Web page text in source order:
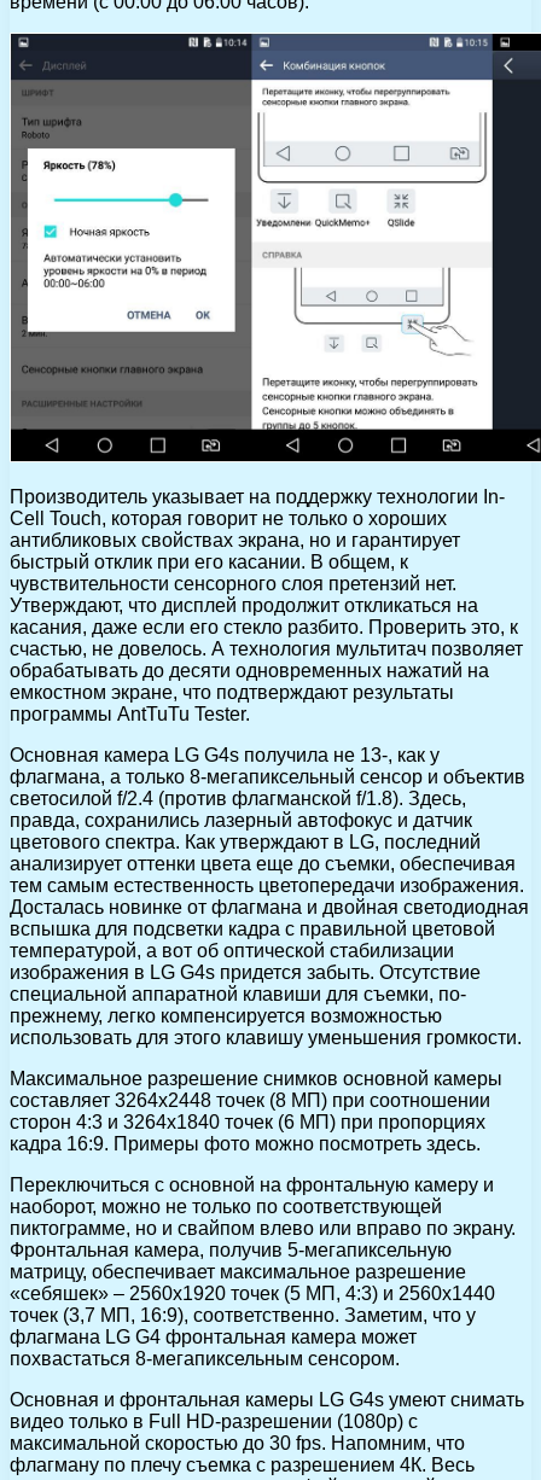
Производитель указывает на поддержку технологии In-
Cell Touch, которая говорит не только о хороших
антибликовых свойствах экрана, но и гарантирует
быстрый отклик при его касании. В общем, к
чувствительности сенсорного слоя претензий нет.
Утверждают, что дисплей продолжит откликаться на
касания, даже если его стекло разбито. Проверить это, к
счастью, не довелось. А технология мультитач позволяет
обрабатывать до десяти одновременных нажатий на
емкостном экране, что подтверждают результаты
программы AntTuTu Tester.
Основная камера LG G4s получила не 13-, как у
флагмана, а только 8-мегапиксельный сенсор и объектив
светосилой f/2.4 (против флагманской f/1.8). Здесь,
правда, сохранились лазерный автофокус и датчик
цветового спектра. Как утверждают в LG, последний
анализирует оттенки цвета еще до съемки, обеспечивая
тем самым естественность цветопередачи изображения.
Досталась новинке от флагмана и двойная светодиодная
вспышка для подсветки кадра с правильной цветовой
температурой, а вот об оптической стабилизации
изображения в LG G4s придется забыть. Отсутствие
специальной аппаратной клавиши для съемки, по-
прежнему, легко компенсируется возможностью
использовать для этого клавишу уменьшения громкости.
Максимальное разрешение снимков основной камеры
составляет 3264х2448 точек (8 МП) при соотношении
сторон 4:3 и 3264х1840 точек (6 МП) при пропорциях
кадра 16:9. Примеры фото можно посмотреть здесь.
Переключиться с основной на фронтальную камеру и
наоборот, можно не только по соответствующей
пиктограмме, но и свайпом влево или вправо по экрану.
Фронтальная камера, получив 5-мегапиксельную
матрицу, обеспечивает максимальное разрешение
«себяшек» – 2560х1920 точек (5 МП, 4:3) и 2560х1440
точек (3,7 МП, 16:9), соответственно. Заметим, что у
флагмана LG G4 фронтальная камера может
похвастаться 8-мегапиксельным сенсором.
Основная и фронтальная камеры LG G4s умеют снимать
видео только в Full HD-разрешении (1080p) с
максимальной скоростью до 30 fps. Напомним, что
флагману по плечу съемка с разрешением 4К. Весь